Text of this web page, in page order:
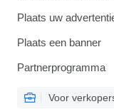
Plaats uw
Plaats een banner
Partnerprogramma
Voor